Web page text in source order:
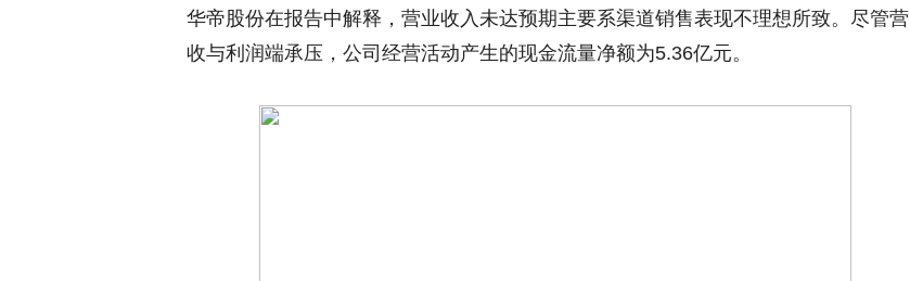
华帝股份在报告中解释，营业收入未达预期主要系渠道销售表现不理想所致。尽管营
收与利润端承压，公司经营活动产生的现金流量净额为5.36亿元。